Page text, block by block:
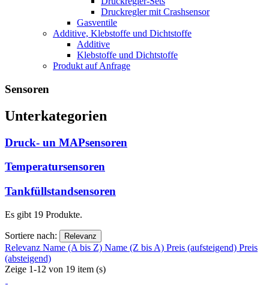
Druckregler mit Crashsensor
Gasventile
Additive, Klebstoffe und Dichtstoffe
Additive
Klebstoffe und Dichtstoffe
Produkt auf Anfrage
Sensoren
Unterkategorien
Druck- un MAPsensoren
Temperatursensoren
Tankfüllstandsensoren
Es gibt 19 Produkte.
Sortiere nach: Relevanz
Relevanz Name (A bis Z) Name (Z bis A) Preis (aufsteigend) Preis
(absteigend)
Zeige 1-12 von 19 item (s)